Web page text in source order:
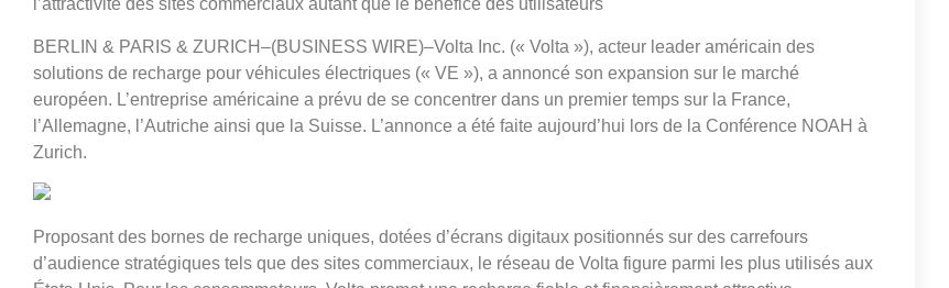
l’attractivité des sites commerciaux autant que le bénéfice des utilisateurs
BERLIN & PARIS & ZURICH–(BUSINESS WIRE)–Volta Inc. (« Volta »), acteur leader américain des
solutions de recharge pour véhicules électriques (« VE »), a annoncé son expansion sur le marché
européen. L’entreprise américaine a prévu de se concentrer dans un premier temps sur la France,
l’Allemagne, l’Autriche ainsi que la Suisse. L’annonce a été faite aujourd’hui lors de la Conférence NOAH à
Zurich.
Proposant des bornes de recharge uniques, dotées d’écrans digitaux positionnés sur des carrefours
d’audience stratégiques tels que des sites commerciaux, le réseau de Volta figure parmi les plus utilisés aux